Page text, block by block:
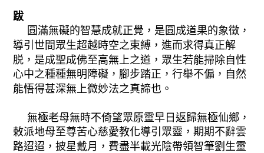
跋
圓滿無礙的智慧成就正覺，是圓成道果的象徵，
導引世間眾生超越時空之束縛，進而求得真正解
脱，是成聖成佛至高無上之道，眾生若能掃除自性
心中之種種無明障礙，腳步踏正，行舉不偏，自然
能悟得甚深無上微妙法之真諦也。
無極老母無時不倚望眾原靈早日返歸無極仙鄉，
敕派地母至尊苦心慈愛教化導引眾靈，期期不辭雲
路迢迢，披星戴月，費盡半載光陰帶領智筆劉生靈